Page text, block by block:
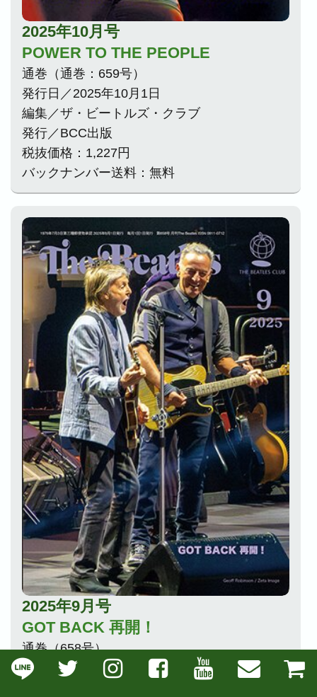
2025年10月号
POWER TO THE PEOPLE
通巻（通巻：659号）
発行日／2025年10月1日
編集／ザ・ビートルズ・クラブ
発行／BCC出版
税抜価格：1,227円
バックナンバー送料：無料
2025年9月号
GOT BACK 再開！
通巻（658号）
発行日／2025年9月1日